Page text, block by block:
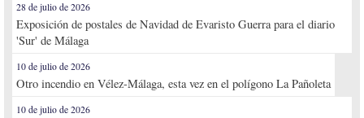
28 de julio de 2026
Exposición de postales de Navidad de Evaristo Guerra para el diario
'Sur' de Málaga
10 de julio de 2026
Otro incendio en Vélez-Málaga, esta vez en el polígono La Pañoleta
10 de julio de 2026